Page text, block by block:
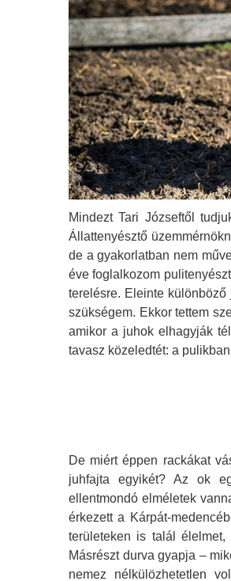
Mindezt Tari Józseftől
Állattenyésztő
de a gyakorlatban nem
éve foglalkozom
terelésre. Eleinte
szükségem. Ekkor tettem
amikor a juhok elhagyják
tavasz közeledtét: a
De miért éppen rackákat
juhfajta egyikét? Az ok
ellentmondó elméletek
érkezett a Kárpát-
területeken is talál
Másrészt durva gyapja –
nemez nélkülözhetetlen